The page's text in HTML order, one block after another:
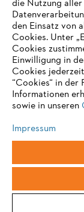
Datenschutz
Rechtliche
STIHL
IHR
Sie nutzen
eine optimale
einem der
Firefox
die Nutzung
den Einsatz von
Cookies. Unter
Cookies
Einwilligung in
Cookies
“Cookies“ in
Informationen
sowie in unseren
Impressum